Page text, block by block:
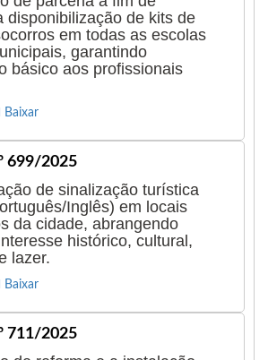
disponibilização de kits de
em todas as escolas
garantindo
básico aos profissionais
Baixar
699/2025
de sinalização turística
Inglês) em locais
da cidade, abrangendo
histórico, cultural,
lazer.
Baixar
711/2025